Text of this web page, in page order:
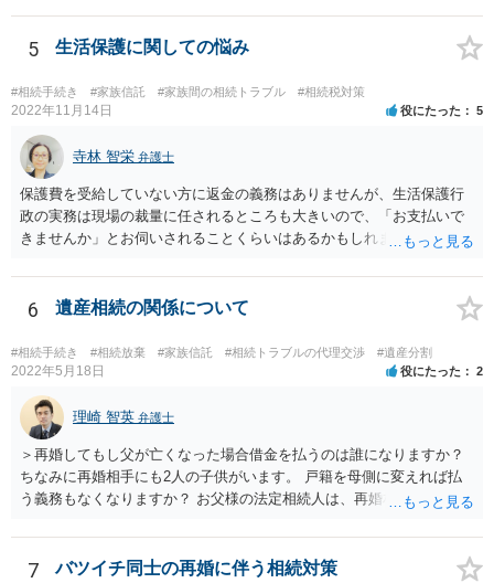
5 生活保護に関しての悩み
#相続手続き #家族信託 #家族間の相続トラブル #相続税対策
2022年11月14日 役にたった 5
寺林 智栄 弁護士
保護費を受給していない方に返金の義務はありませんが、生活保護行
政の実務は現場の裁量に任されるところも大きいので、「お支払いで
きませんか」とお伺いされることくらいはあるかもしれません。 通報
考えてご判断いただくのが良いと思います。
6 遺産相続の関係について
#相続手続き #相続放棄 #家族信託 #相続トラブルの代理交渉 #遺産分割
2022年5月18日 役にたった 2
理崎 智英 弁護士
＞再婚してもし父が亡くなった場合借金を払うのは誰になりますか？
ちなみに再婚相手にも2人の子供がいます。 戸籍を母側に変えれば払
う義務もなくなりますか？ お父様の法定相続人は、再婚相手とご相談
戸籍がどこにあるのかは関係ありません。 ただし、お父様が亡くなっ
たことを知ってから３か月以内に家庭裁判所にて「相続放棄」の手続
7 バツイチ同士の再婚に伴う相続対策